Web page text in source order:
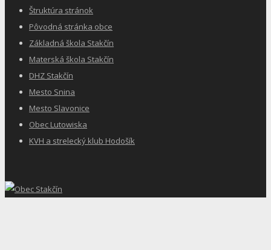
Štruktúra stránok
Pôvodná stránka obce
Základná škola Stakčín
Materská škola Stakčín
DHZ Stakčín
Mesto Snina
Mesto Slavonice
Obec Lutowiska
KVH a strelecký klub Hodošík